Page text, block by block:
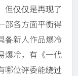
但仅仅是再现了
部各方面平衡得
备新人作品爆冷
爆冷，有《一代
哪位评委能绕过